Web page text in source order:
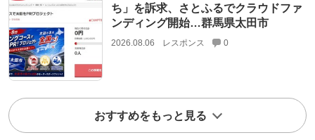
ち」を訴求、さとふるでクラウドファ
ンディング開始…群馬県太田市
2026.08.06 レスポンス 0
おすすめをもっと見る